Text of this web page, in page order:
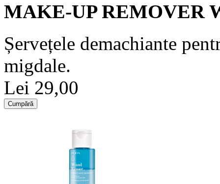
MAKE-UP REMOVER
Șervețele demachiante
migdale.
Lei 29,00
Cumpără